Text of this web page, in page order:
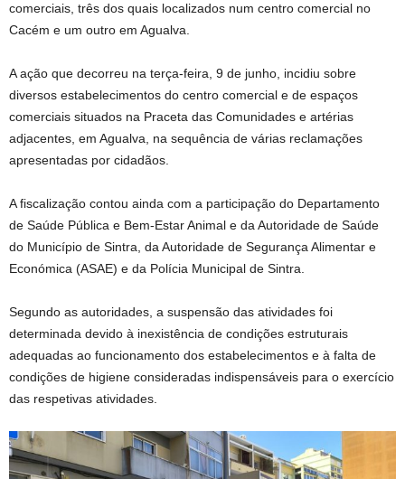
comerciais, três dos quais localizados num centro comercial no
Cacém e um outro em Agualva.
A ação que decorreu na terça-feira, 9 de junho, incidiu sobre
diversos estabelecimentos do centro comercial e de espaços
comerciais situados na Praceta das Comunidades e artérias
adjacentes, em Agualva, na sequência de várias reclamações
apresentadas por cidadãos.
A fiscalização contou ainda com a participação do Departamento
de Saúde Pública e Bem-Estar Animal e da Autoridade de Saúde
do Município de Sintra, da Autoridade de Segurança Alimentar e
Económica (ASAE) e da Polícia Municipal de Sintra.
Segundo as autoridades, a suspensão das atividades foi
determinada devido à inexistência de condições estruturais
adequadas ao funcionamento dos estabelecimentos e à falta de
condições de higiene consideradas indispensáveis para o exercício
das respetivas atividades.